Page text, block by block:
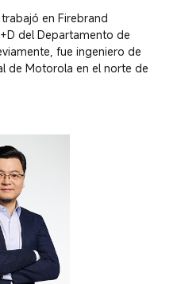
en Firebrand
del Departamento de
fue ingeniero de
de Motorola en el norte de